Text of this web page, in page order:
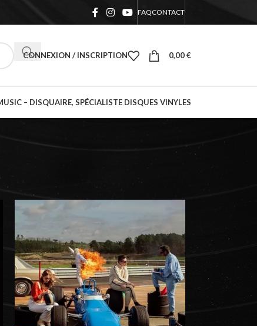
FAQCONTACT
CONNEXION / INSCRIPTION 0,00€
– DISQUAIRE, SPÉCIALISTE DISQUES VINYLES